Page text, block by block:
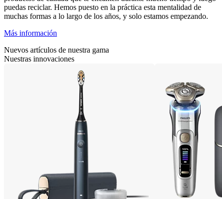
puedas reciclar. Hemos puesto en la práctica esta mentalidad de
muchas formas a lo largo de los años, y solo estamos empezando.
Más información
Nuevos artículos de nuestra gama
Nuestras innovaciones